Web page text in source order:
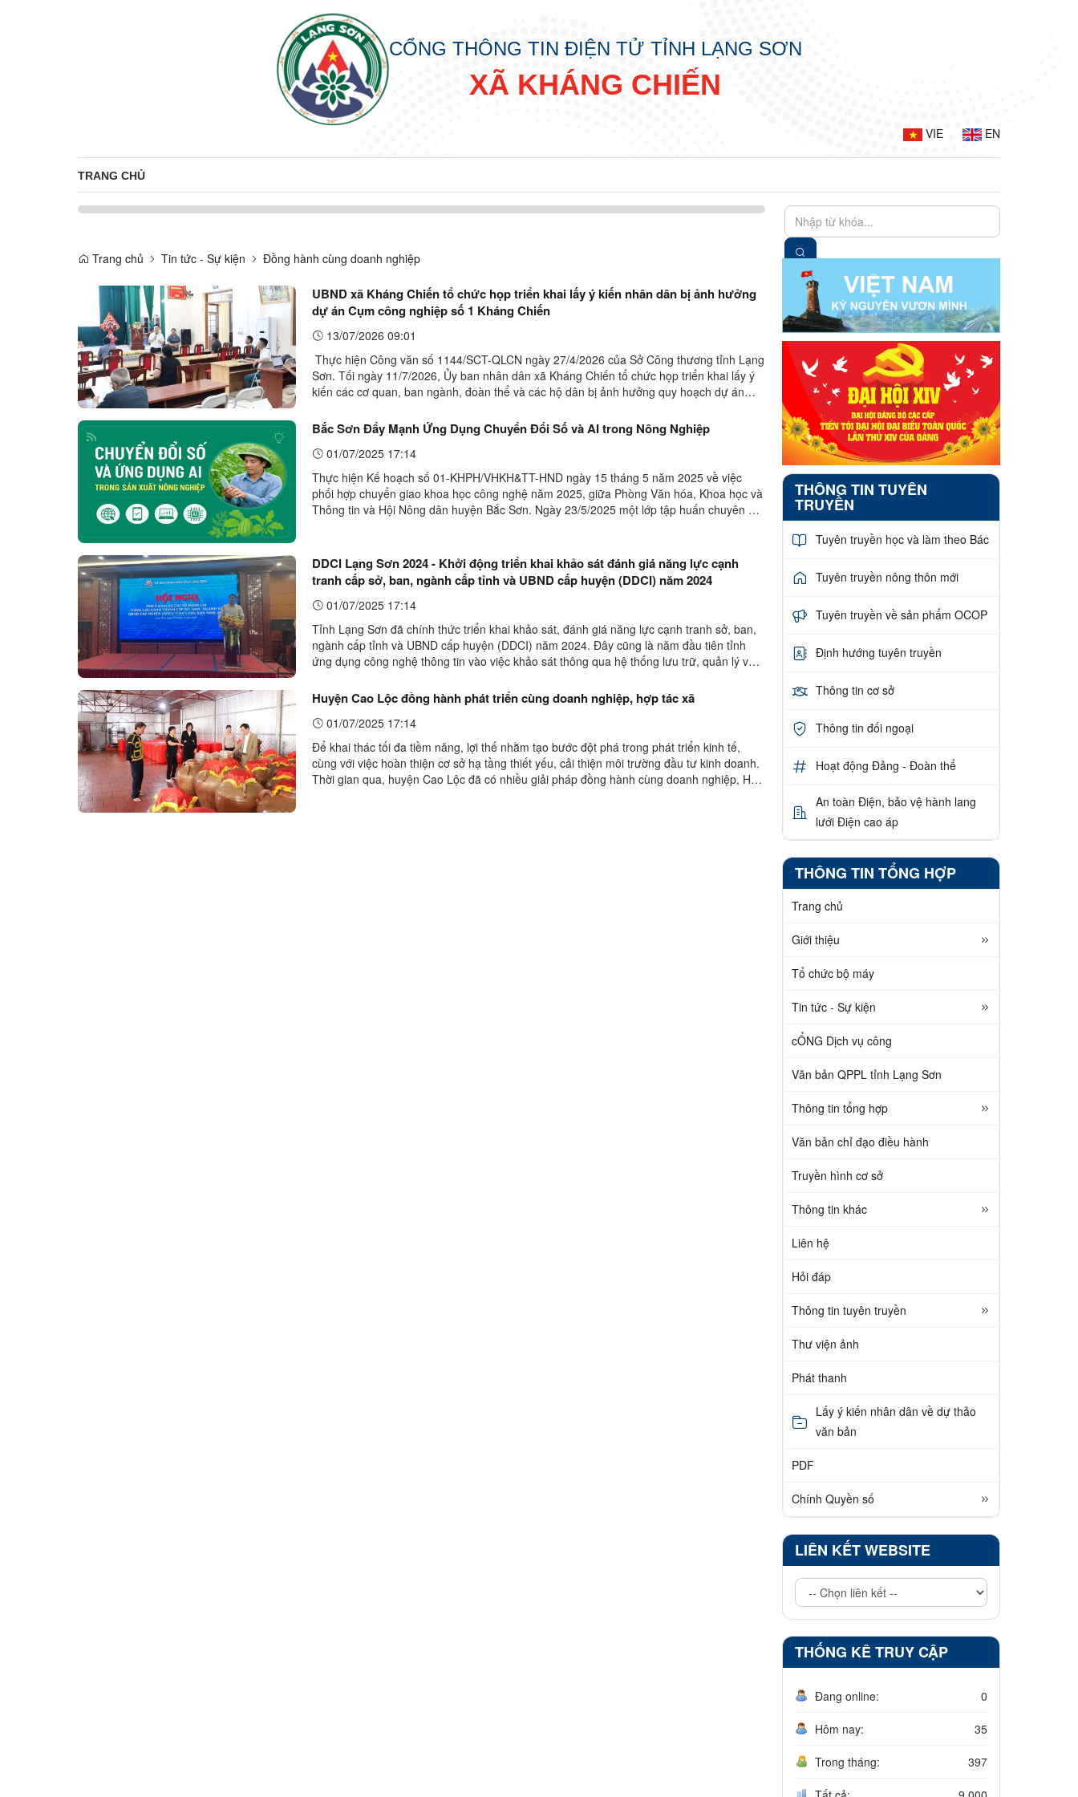
CỔNG THÔNG TIN ĐIỆN TỬ TỈNH LẠNG SƠN
XÃ KHÁNG CHIẾN
VIE EN
TRANG CHỦ
Trang chủ Tin tức - Sự kiện Đồng hành cùng doanh nghiệp
UBND xã Kháng Chiến tổ chức họp triển khai lấy ý kiến nhân dân bị ảnh hưởng
dự án Cụm công nghiệp số 1 Kháng Chiến
13/07/2026 09:01
Thực hiện Công văn số 1144/SCT-QLCN ngày 27/4/2026 của Sở Công thương tỉnh Lạng
Sơn. Tối ngày 11/7/2026, Ủy ban nhân dân xã Kháng Chiến tổ chức họp triển khai lấy ý
kiến các cơ quan, ban ngành, đoàn thể và các hộ dân bị ảnh hưởng quy hoạch dự án
Bắc Sơn Đẩy Mạnh Ứng Dụng Chuyển Đổi Số và AI trong Nông Nghiệp
01/07/2025 17:14
Thực hiện Kế hoạch số 01-KHPH/VHKH&TT-HND ngày 15 tháng 5 năm 2025 về việc
phối hợp chuyển giao khoa học công nghệ năm 2025, giữa Phòng Văn hóa, Khoa học và
Thông tin và Hội Nông dân huyện Bắc Sơn. Ngày 23/5/2025 một lớp tập huấn chuyên đề
DDCI Lạng Sơn 2024 - Khởi động triển khai khảo sát đánh giá năng lực cạnh
tranh cấp sở, ban, ngành cấp tỉnh và UBND cấp huyện (DDCI) năm 2024
01/07/2025 17:14
Tỉnh Lạng Sơn đã chính thức triển khai khảo sát, đánh giá năng lực cạnh tranh sở, ban,
ngành cấp tỉnh và UBND cấp huyện (DDCI) năm 2024. Đây cũng là năm đầu tiên tỉnh
ứng dụng công nghệ thông tin vào việc khảo sát thông qua hệ thống lưu trữ, quản lý và
Huyện Cao Lộc đồng hành phát triển cùng doanh nghiệp, hợp tác xã
01/07/2025 17:14
Để khai thác tối đa tiềm năng, lợi thế nhằm tạo bước đột phá trong phát triển kinh tế,
cùng với việc hoàn thiện cơ sở hạ tầng thiết yếu, cải thiện môi trường đầu tư kinh doanh.
Thời gian qua, huyện Cao Lộc đã có nhiều giải pháp đồng hành cùng doanh nghiệp, HTX
THÔNG TIN TUYÊN
TRUYỀN
Tuyên truyền học và làm theo Bác
Tuyên truyền nông thôn mới
Tuyên truyền về sản phẩm OCOP
Định hướng tuyên truyền
Thông tin cơ sở
Thông tin đối ngoại
Hoạt động Đảng - Đoàn thể
An toàn Điện, bảo vệ hành lang
lưới Điện cao áp
THÔNG TIN TỔNG HỢP
Trang chủ
Giới thiệu
Tổ chức bộ máy
Tin tức - Sự kiện
cỔNG Dịch vụ công
Văn bản QPPL tỉnh Lạng Sơn
Thông tin tổng hợp
Văn bản chỉ đạo điều hành
Truyền hình cơ sở
Thông tin khác
Liên hệ
Hỏi đáp
Thông tin tuyên truyền
Thư viện ảnh
Phát thanh
Lấy ý kiến nhân dân về dự thảo
văn bản
PDF
Chính Quyền số
LIÊN KẾT WEBSITE
THỐNG KÊ TRUY CẬP
Đang online: 0
Hôm nay: 35
Trong tháng: 397